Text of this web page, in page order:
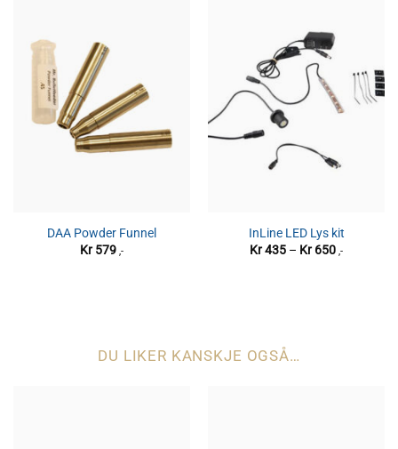
DAA Powder Funnel
Kr579 ,-
InLine LED Lys kit
Kr435 – Kr650 ,-
DU LIKER KANSKJE OGSÅ…